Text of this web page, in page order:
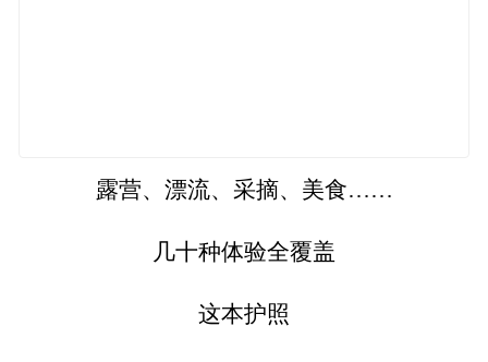
露营、漂流、采摘、美食……
几十种体验全覆盖
这本护照